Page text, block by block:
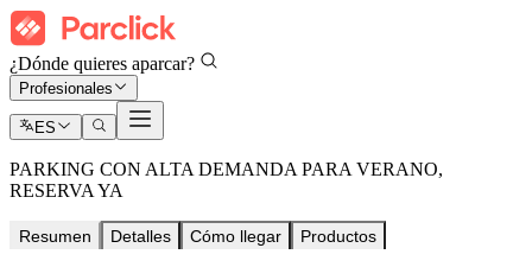
¿Dónde quieres aparcar?
Profesionales
ES
PARKING CON ALTA DEMANDA PARA VERANO,
RESERVA YA
Resumen Detalles Cómo llegar Productos